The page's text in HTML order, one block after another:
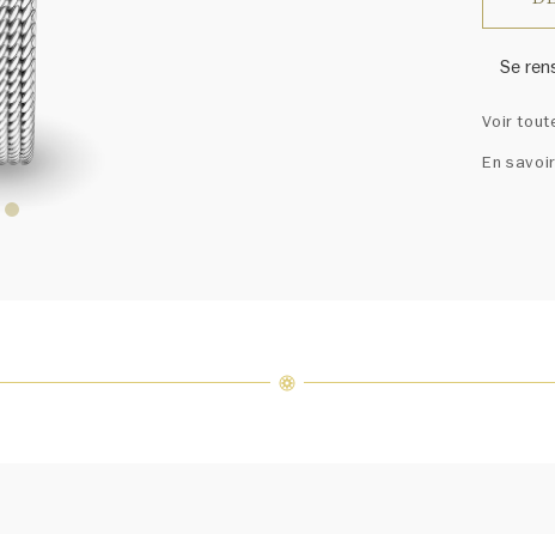
Se
Harry
un
Voir
En